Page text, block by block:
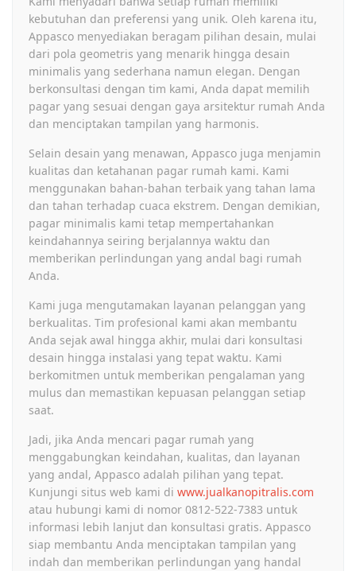
kebutuhan dan preferensi yang unik. Oleh karena itu,
Appasco menyediakan beragam pilihan desain, mulai
dari pola geometris yang menarik hingga desain
minimalis yang sederhana namun elegan. Dengan
berkonsultasi dengan tim kami, Anda dapat memilih
pagar yang sesuai dengan gaya arsitektur rumah Anda
dan menciptakan tampilan yang harmonis.
Selain desain yang menawan, Appasco juga menjamin
kualitas dan ketahanan pagar rumah kami. Kami
menggunakan bahan-bahan terbaik yang tahan lama
dan tahan terhadap cuaca ekstrem. Dengan demikian,
pagar minimalis kami tetap mempertahankan
keindahannya seiring berjalannya waktu dan
memberikan perlindungan yang andal bagi rumah
Anda.
Kami juga mengutamakan layanan pelanggan yang
berkualitas. Tim profesional kami akan membantu
Anda sejak awal hingga akhir, mulai dari konsultasi
desain hingga instalasi yang tepat waktu. Kami
berkomitmen untuk memberikan pengalaman yang
mulus dan memastikan kepuasan pelanggan setiap
saat.
Jadi, jika Anda mencari pagar rumah yang
menggabungkan keindahan, kualitas, dan layanan
yang andal, Appasco adalah pilihan yang tepat.
Kunjungi situs web kami di www.jualkanopitralis.com
atau hubungi kami di nomor 0812-522-7383 untuk
informasi lebih lanjut dan konsultasi gratis. Appasco
siap membantu Anda menciptakan tampilan yang
indah dan memberikan perlindungan yang handal